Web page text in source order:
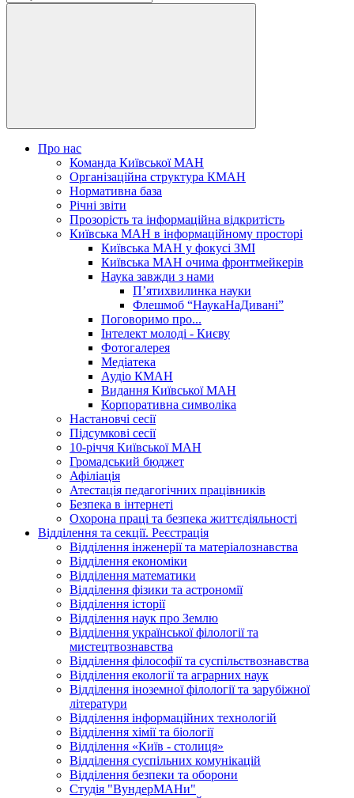
Про нас
Команда Київської МАН
Організаційна структура КМАН
Нормативна база
Річні звіти
Прозорість та інформаційна відкритість
Київська МАН в інформаційному просторі
Київська МАН у фокусі ЗМІ
Київська МАН очима фронтмейкерів
Наука завжди з нами
П’ятихвилинка науки
Флешмоб “НаукаНаДивані”
Поговоримо про...
Інтелект молоді - Києву
Фотогалерея
Медіатека
Аудіо КМАН
Видання Київської МАН
Корпоративна символіка
Настановчі сесії
Підсумкові сесії
10-річчя Київської МАН
Громадський бюджет
Афіліація
Атестація педагогічних працівників
Безпека в інтернеті
Охорона праці та безпека життєдіяльності
Відділення та секції. Реєстрація
Відділення інженерії та матеріалознавства
Відділення економіки
Відділення математики
Відділення фізики та астрономії
Відділення історії
Відділення наук про Землю
Відділення української філології та
мистецтвознавства
Відділення філософії та суспільствознавства
Відділення екології та аграрних наук
Відділення іноземної філології та зарубіжної
літератури
Відділення інформаційних технологій
Відділення хімії та біології
Відділення «Київ - столиця»
Відділення суспільних комунікацій
Відділення безпеки та оборони
Студія "ВундерМАНи"